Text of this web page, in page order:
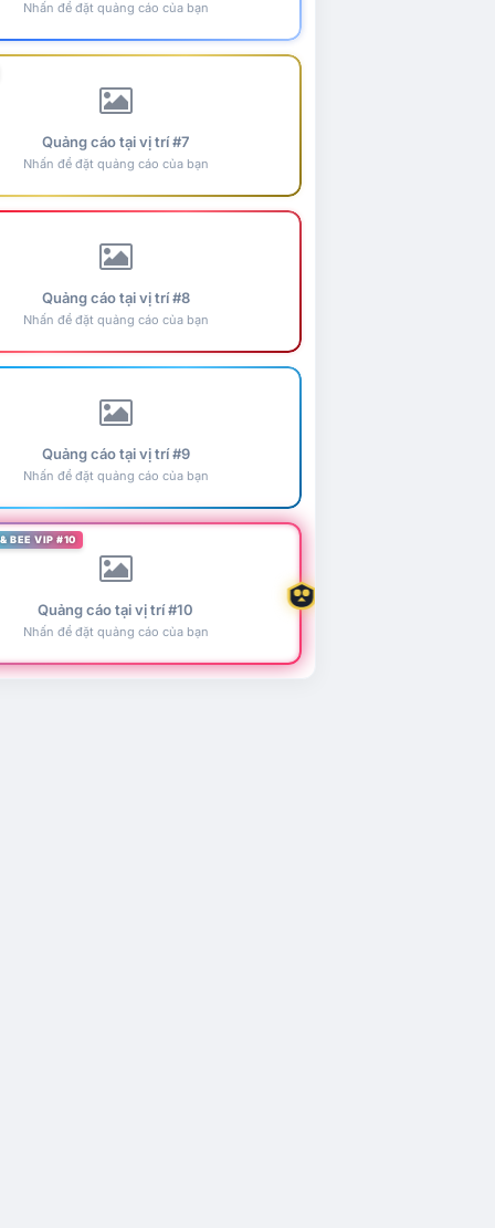
Nhấn để đặt quảng cáo của bạn
Quảng cáo tại vị trí #7
Nhấn để đặt quảng cáo của bạn
Quảng cáo tại vị trí #8
Nhấn để đặt quảng cáo của bạn
Quảng cáo tại vị trí #9
Nhấn để đặt quảng cáo của bạn
BEE VIP #10
Quảng cáo tại vị trí #10
Nhấn để đặt quảng cáo của bạn